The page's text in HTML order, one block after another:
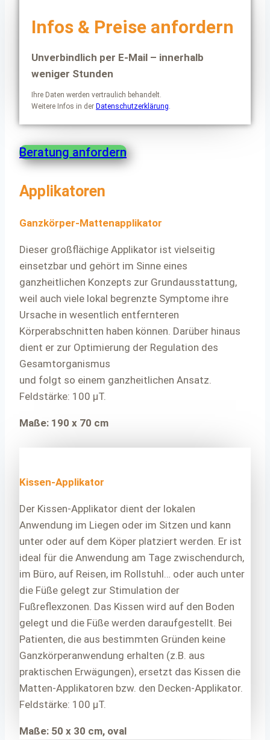
Infos & Preise anfordern
Unverbindlich per E-Mail – innerhalb
weniger Stunden
Ihre Daten werden vertraulich behandelt.
Weitere Infos in der Datenschutzerklärung.
Beratung anfordern
Applikatoren
Ganzkörper-Mattenapplikator
Dieser großflächige Applikator ist vielseitig
einsetzbar und gehört im Sinne eines
ganzheitlichen Konzepts zur Grundausstattung,
weil auch viele lokal begrenzte Symptome ihre
Ursache in wesentlich entfernteren
Körperabschnitten haben können. Darüber hinaus
dient er zur Optimierung der Regulation des
Gesamtorganismus
und folgt so einem ganzheitlichen Ansatz.
Feldstärke: 100 μT.
Maße: 190 x 70 cm
Kissen-Applikator
Der Kissen-Applikator dient der lokalen
Anwendung im Liegen oder im Sitzen und kann
unter oder auf dem Köper platziert werden. Er ist
ideal für die Anwendung am Tage zwischendurch,
im Büro, auf Reisen, im Rollstuhl… oder auch unter
die Füße gelegt zur Stimulation der
Fußreflexzonen. Das Kissen wird auf den Boden
gelegt und die Füße werden daraufgestellt. Bei
Patienten, die aus bestimmten Gründen keine
Ganzkörperanwendung erhalten (z.B. aus
praktischen Erwägungen), ersetzt das Kissen die
Matten-Applikatoren bzw. den Decken-Applikator.
Feldstärke: 100 μT.
Maße: 50 x 30 cm, oval